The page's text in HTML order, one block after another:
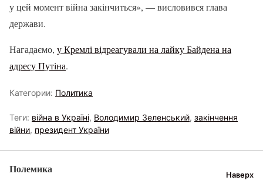
у цей момент війна закінчиться», — висловився глава
держави.
Нагадаємо, у Кремлі відреагували на лайку Байдена на
адресу Путіна.
Категории: Политика
Теги: війна в Україні, Володимир Зеленський, закінчення
війни, президент України
Полемика Наверх